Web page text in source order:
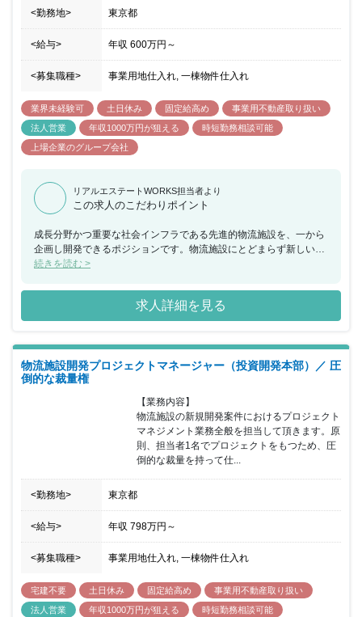
<勤務地> 東京都
<給与> 年収 600万円 ～
<募集職種> 事業用地仕入れ, 一棟物件仕入れ
業界未経験可 土日休み 固定給高め
事業用不動産取り扱い
法人営業
年収1000万円が狙える
時短勤務相談可能
上場企業のグループ会社
リアルエステートWORKS担当者より
この求人のこだわりポイント
成長分野かつ重要な社会インフラである先進的物流施設を、一から
企画し開発できるポジションです。物流施設にとどまらず新しいア
セットへの挑戦も可能です。入社直後は、既存プロジェクトに参加
ご自身で担当する新規プロジェクトを持ち、他部署と連携しながら
続きを読む >
求人詳細を見る
物流施設開発プロジェクトマネージャー（投資開発本部）／ 圧
倒的な裁量権
【業務内容】
物流施設の新規開発案件におけるプロジェクト
マネジメント業務全般を担当して頂きます。原
則、担当者1名でプロジェクトをもつため、圧
倒的な裁量を持って仕...
<勤務地> 東京都
<給与> 年収 798万円 ～
<募集職種> 事業用地仕入れ, 一棟物件仕入れ
宅建不要 土日休み 固定給高め
事業用不動産取り扱い
法人営業
年収1000万円が狙える
時短勤務相談可能